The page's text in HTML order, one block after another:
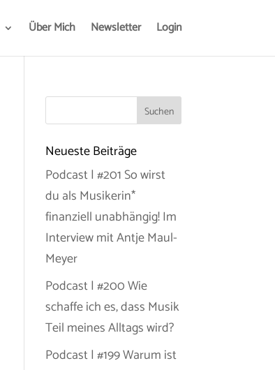
Über Mich Newsletter Login
Neueste Beiträge
Podcast | #201 So wirst
du als Musikerin*
finanziell unabhängig! Im
Interview mit Antje Maul-
Meyer
Podcast | #200 Wie
schaffe ich es, dass Musik
Teil meines Alltags wird?
Podcast | #199 Warum ist